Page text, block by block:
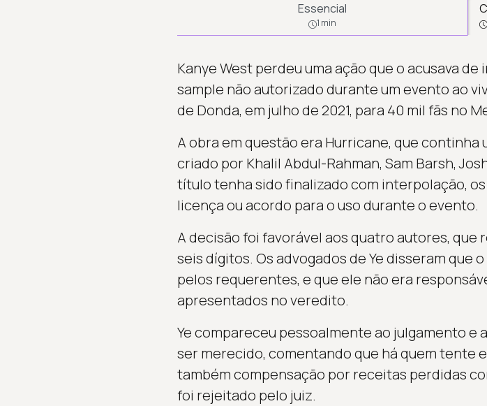
Essencial
1 min
Kanye West perdeu uma ação que o acusava
sample não autorizado durante um evento ao
de Donda, em julho de 2021, para 40 mil fãs no
A obra em questão era Hurricane, que continha
criado por Khalil Abdul-Rahman, Sam Barsh,
título tenha sido finalizado com interpolação,
licença ou acordo para o uso durante o evento.
A decisão foi favorável aos quatro autores,
seis dígitos. Os advogados de Ye disseram que
pelos requerentes, e que ele não era
apresentados no veredito.
Ye compareceu pessoalmente ao julgamento e
ser merecido, comentando que há quem tente
também compensação por receitas perdidas
foi rejeitado pelo juiz.